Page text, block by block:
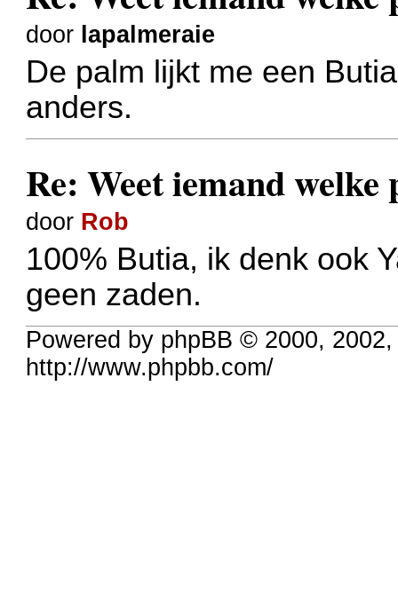
door lapalmeraie
De palm lijkt me een
anders.
Re: Weet iemand
door Rob
100% Butia, ik denk ook
geen zaden.
Powered by phpBB © 2000,
http://www.phpbb.com/